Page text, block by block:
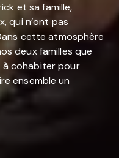
et sa famille,
qui n’ont pas
cette atmosphère
deux familles que
cohabiter pour
ensemble un